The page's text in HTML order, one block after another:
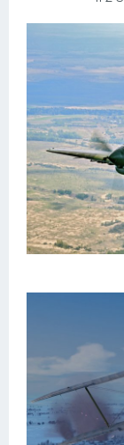
Форд
Джили
Хавал
Кавасаки
Инфинити
ЛУАЗ
Фиат
Подводные
Митсубиси
Киа